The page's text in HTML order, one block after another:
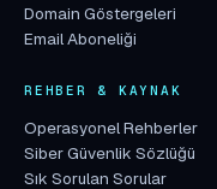
Domain Göstergeleri
Email Aboneliği
REHBER & KAYNAK
Operasyonel Rehberler
Siber Güvenlik Sözlüğü
Sık Sorulan Sorular